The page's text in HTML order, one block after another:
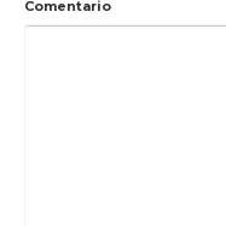
Comentario